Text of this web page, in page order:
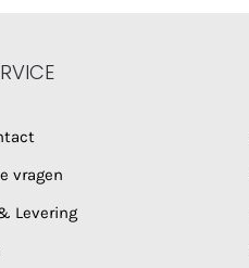
vragen
Levering